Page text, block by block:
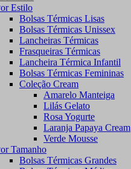
Estilo
Bolsas Térmicas Lisas
Bolsas Térmicas Unissex
Lancheiras Térmicas
Frasqueiras Térmicas
Lancheira Térmica Infantil
Bolsas Térmicas Femininas
Coleção Cream
Amarelo Manteiga
Lilás Gelato
Rosa Yogurte
Laranja Papaya Cream
Verde Mousse
Tamanho
Bolsas Térmicas Grandes